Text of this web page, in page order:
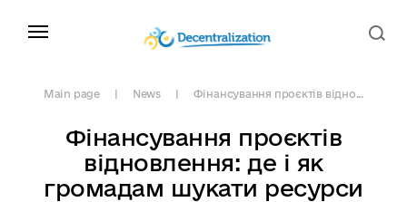
Main page News Фінансування проєктів відно...
Фінансування проєктів
відновлення: де і як
громадам шукати ресурси